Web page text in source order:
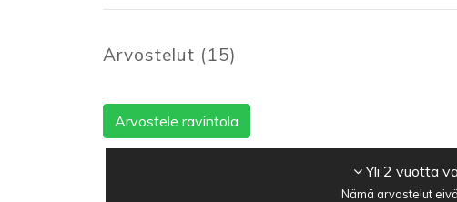
Arvostelut (15)
Arvostele ravintola
Yli 2 vuotta
Nämä arvostelut